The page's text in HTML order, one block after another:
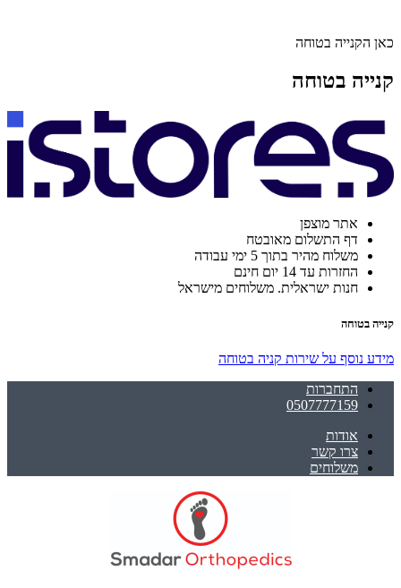
כאן הקנייה בטוחה
קנייה בטוחה
אתר מוצפן
דף התשלום מאובטח
משלוח מהיר בתוך 5 ימי עבודה
החזרות עד 14 יום חינם
חנות ישראלית. משלוחים מישראל
קנייה בטוחה
מידע נוסף על שירות קניה בטוחה
התחברות
0507777159
אודות
צרו קשר
משלוחים